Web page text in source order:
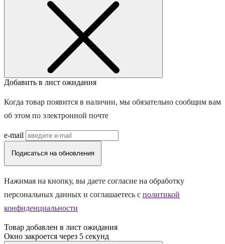
Добавить в лист ожидания
Когда товар появится в наличии, мы обязательно сообщим вам
об этом по электронной почте
e-mail
Подисаться на обновления
Нажимая на кнопку, вы даете согласие на обработку
персональных данных и соглашаетесь c политикой
конфиденциальности
Товар добавлен в лист ожидания
Окно закроется через 5 секунд